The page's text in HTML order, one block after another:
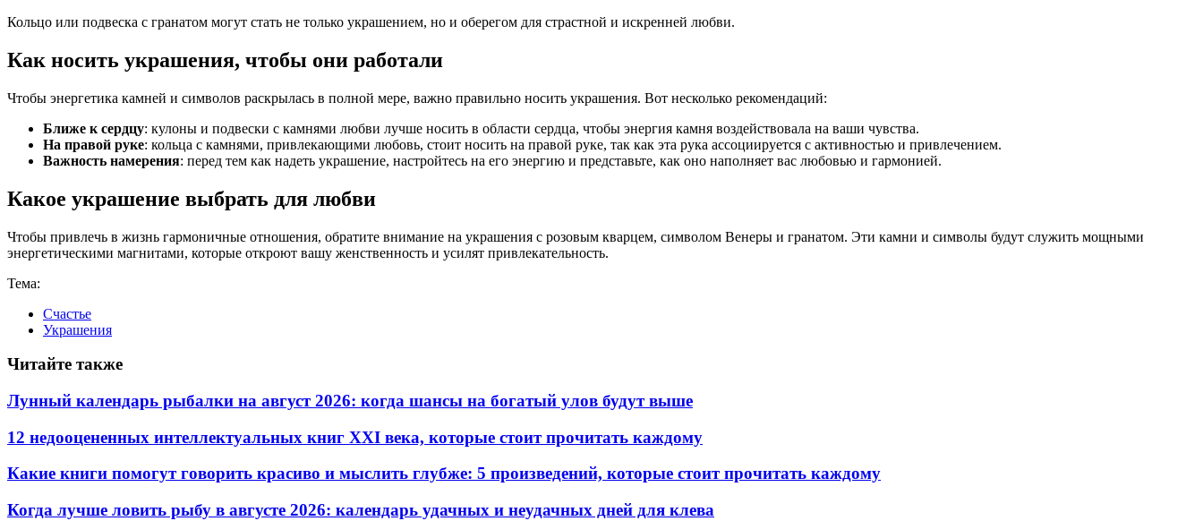
Кольцо или подвеска с гранатом могут стать не только украшением, но и оберегом для страстной и искренней любви.
Как носить украшения, чтобы они работали
Чтобы энергетика камней и символов раскрылась в полной мере, важно правильно носить украшения. Вот несколько рекомендаций:
Ближе к сердцу: кулоны и подвески с камнями любви лучше носить в области сердца, чтобы энергия камня воздействовала на ваши чувства.
На правой руке: кольца с камнями, привлекающими любовь, стоит носить на правой руке, так как эта рука ассоциируется с активностью и привлечением.
Важность намерения: перед тем как надеть украшение, настройтесь на его энергию и представьте, как оно наполняет вас любовью и гармонией.
Какое украшение выбрать для любви
Чтобы привлечь в жизнь гармоничные отношения, обратите внимание на украшения с розовым кварцем, символом Венеры и гранатом. Эти камни и символы будут служить мощными
энергетическими магнитами, которые откроют вашу женственность и усилят привлекательность.
Тема:
Счастье
Украшения
Читайте также
Лунный календарь рыбалки на август 2026: когда шансы на богатый улов будут выше
12 недооцененных интеллектуальных книг XXI века, которые стоит прочитать каждому
Какие книги помогут говорить красиво и мыслить глубже: 5 произведений, которые стоит прочитать каждому
Когда лучше ловить рыбу в августе 2026: календарь удачных и неудачных дней для клева